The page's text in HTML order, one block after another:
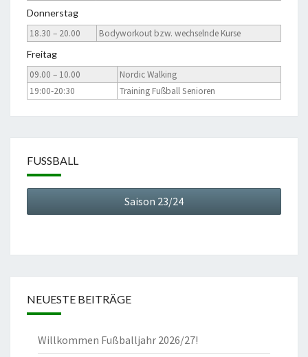
Donnerstag
18.30 – 20.00
Bodyworkout bzw. wechselnde Kurse
Freitag
09.00 – 10.00
Nordic Walking
19:00-20:30
Training Fußball Senioren
FUSSBALL
Saison 23/24
NEUESTE BEITRÄGE
Willkommen Fußballjahr 2026/27!